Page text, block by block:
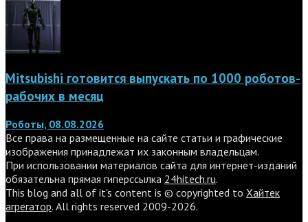
Mitsubishi готовится выпускать по 1000 роботов-
рабочих в месяц
Роботы, 08.08.2026
Все права на размещенные на сайте статьи и графические
изображения принадлежат их законным владельцам.
При использовании материалов сайта для интернет-изданий
обязательна прямая гиперссылка 24hitech.ru.
This blog and all of it's content is © copyrighted to Хайтек
агрегатор. All rights reserved 2009-2026.